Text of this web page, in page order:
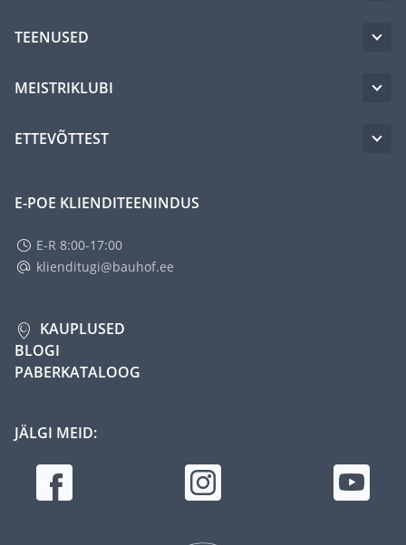
TEENUSED
MEISTRIKLUBI
ETTEVÕTTEST
E-POE KLIENDITEENINDUS
E-R 8:00-17:00
klienditugi@bauhof.ee
KAUPLUSED
BLOGI
PABERKATALOOG
JÄLGI MEID: